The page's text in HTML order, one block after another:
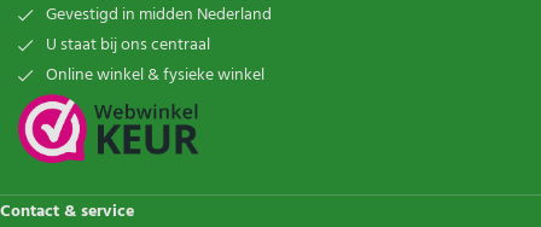
Gevestigd in midden Nederland
U staat bij ons centraal
Online winkel & fysieke winkel
Contact & service